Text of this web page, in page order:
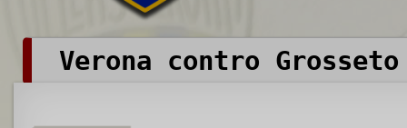
Verona contro Grosseto